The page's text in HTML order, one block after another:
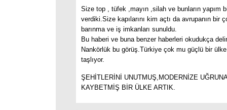
Size top , tüfek ,mayın ,silah ve bunların yapım
verdiki.Size kapılarını kim açtı da avrupanın bir
barınma ve iş imkanları sunuldu.
Bu haberi ve buna benzer haberleri okudukça
Nankörlük bu görüş.Türkiye çok mu güçlü bir
taşlıyor.
ŞEHİTLERİNİ UNUTMUŞ,MODERNİZE
KAYBETMİŞ BİR ÜLKE ARTIK.